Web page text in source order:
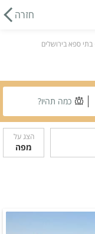
חזרה
בתי ספא בירושלים
כמה תהיו?
הצג על
מפה